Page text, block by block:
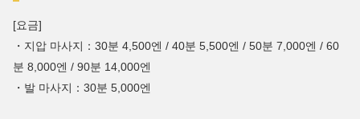
[요금]
・지압 마사지：30분 4,500엔 / 40분 5,500엔 / 50분 7,000엔 / 60
분 8,000엔 / 90분 14,000엔
・발 마사지：30분 5,000엔